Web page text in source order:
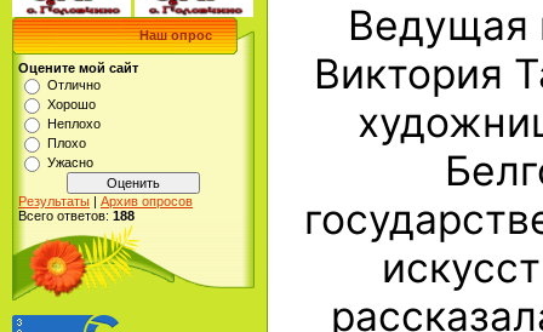
Наш опрос
Оцените мой сайт
Отлично
Хорошо
Неплохо
Плохо
Ужасно
Результаты | Архив опросов
Всего ответов: 188
Ведущая
Виктория